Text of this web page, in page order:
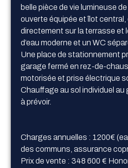
belle pièce de vie lumineuse
ouverte équipée et îlot central,
directement sur la terrasse et
d’eau moderne et un WC
Une place de stationnement
garage fermé en rez-de-
motorisée et prise électrique
Chauffage au sol individuel
à prévoir.
Charges annuelles : 1200€
des communs, assurance
Prix de vente : 348 600 €